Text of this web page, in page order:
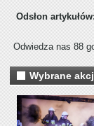
Odsłon
Odwiedza nas 88
Wybrane